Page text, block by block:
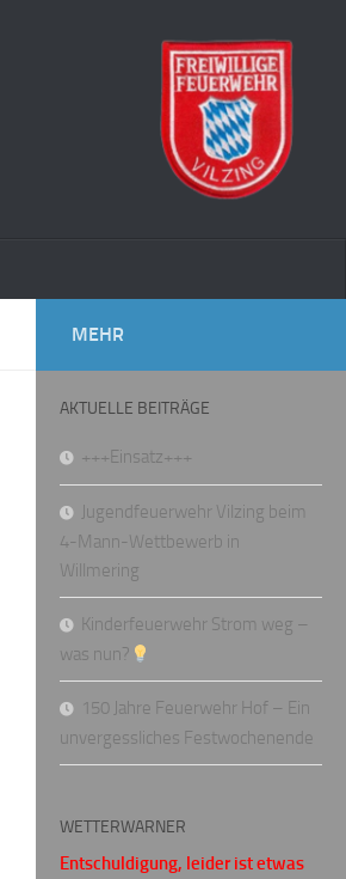
MEHR
AKTUELLE BEITRÄGE
+++Einsatz+++
Jugendfeuerwehr Vilzing beim
4-Mann-Wettbewerb in
Willmering
Kinderfeuerwehr Strom weg –
was nun?
150 Jahre Feuerwehr Hof – Ein
unvergessliches Festwochenende
WETTERWARNER
Entschuldigung, leider ist etwas